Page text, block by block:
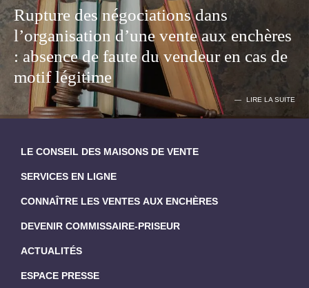
Rupture des négociations dans
l’organisation d’une vente aux enchères
: absence de faute du vendeur en cas de
motif légitime
LIRE LA SUITE
LE CONSEIL DES MAISONS DE VENTE
SERVICES EN LIGNE
CONNAÎTRE LES VENTES AUX ENCHÈRES
DEVENIR COMMISSAIRE-PRISEUR
ACTUALITÉS
ESPACE PRESSE